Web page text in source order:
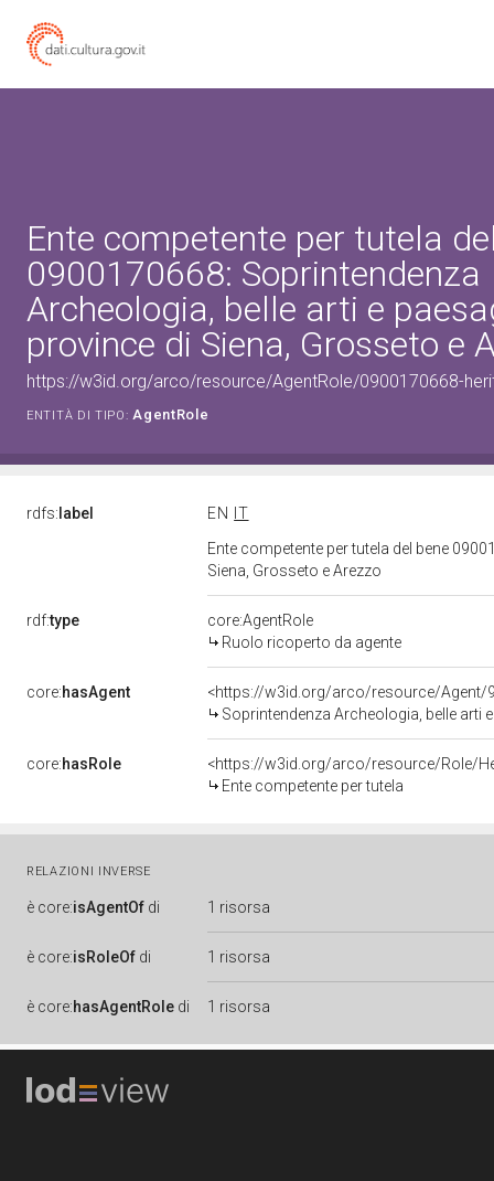
Ente competente per tutela
0900170668: Soprintendenza
Archeologia, belle arti e
province di Siena, Grosseto e
https://w3id.org/arco/resource/AgentRole/0900170668-
ENTITÀ DI TIPO: AgentRole
rdfs: label EN
IT
Ente competente per tutela del bene
Siena, Grosseto e Arezzo
rdf:type
core:AgentRole
Ruolo ricoperto da agente
core:hasAgent
<https://w3id.org/arco/resource/Agent/
Soprintendenza Archeologia, belle arti
core:hasRole
<https://w3id.org/arco/resource/Role/
Ente competente per tutela
RELAZIONI INVERSE
è core:isAgentOf di 1 risorsa
è core:isRoleOf di 1 risorsa
è core:hasAgentRole di 1 risorsa